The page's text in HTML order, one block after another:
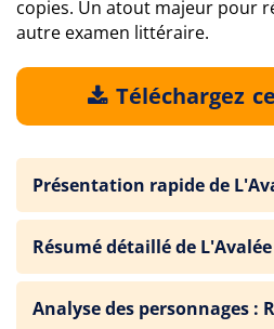
copies. Un atout majeur pour
autre examen littéraire.
Téléchargez
Présentation rapide de
Résumé détaillé de
Analyse des personnages :